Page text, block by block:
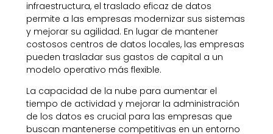
infraestructura, el traslado eficaz de datos
permite a las empresas modernizar sus sistemas
y mejorar su agilidad. En lugar de mantener
costosos centros de datos locales, las empresas
pueden trasladar sus gastos de capital a un
modelo operativo más flexible.
La capacidad de la nube para aumentar el
tiempo de actividad y mejorar la administración
de los datos es crucial para las empresas que
buscan mantenerse competitivas en un entorno